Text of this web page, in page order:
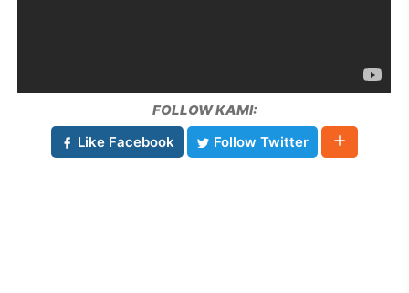
FOLLOW KAMI:
Like Facebook
Follow Twitter